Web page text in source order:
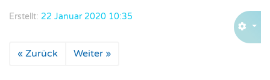
Erstellt: 22 Januar 2020 10:35
« Zurück Weiter »